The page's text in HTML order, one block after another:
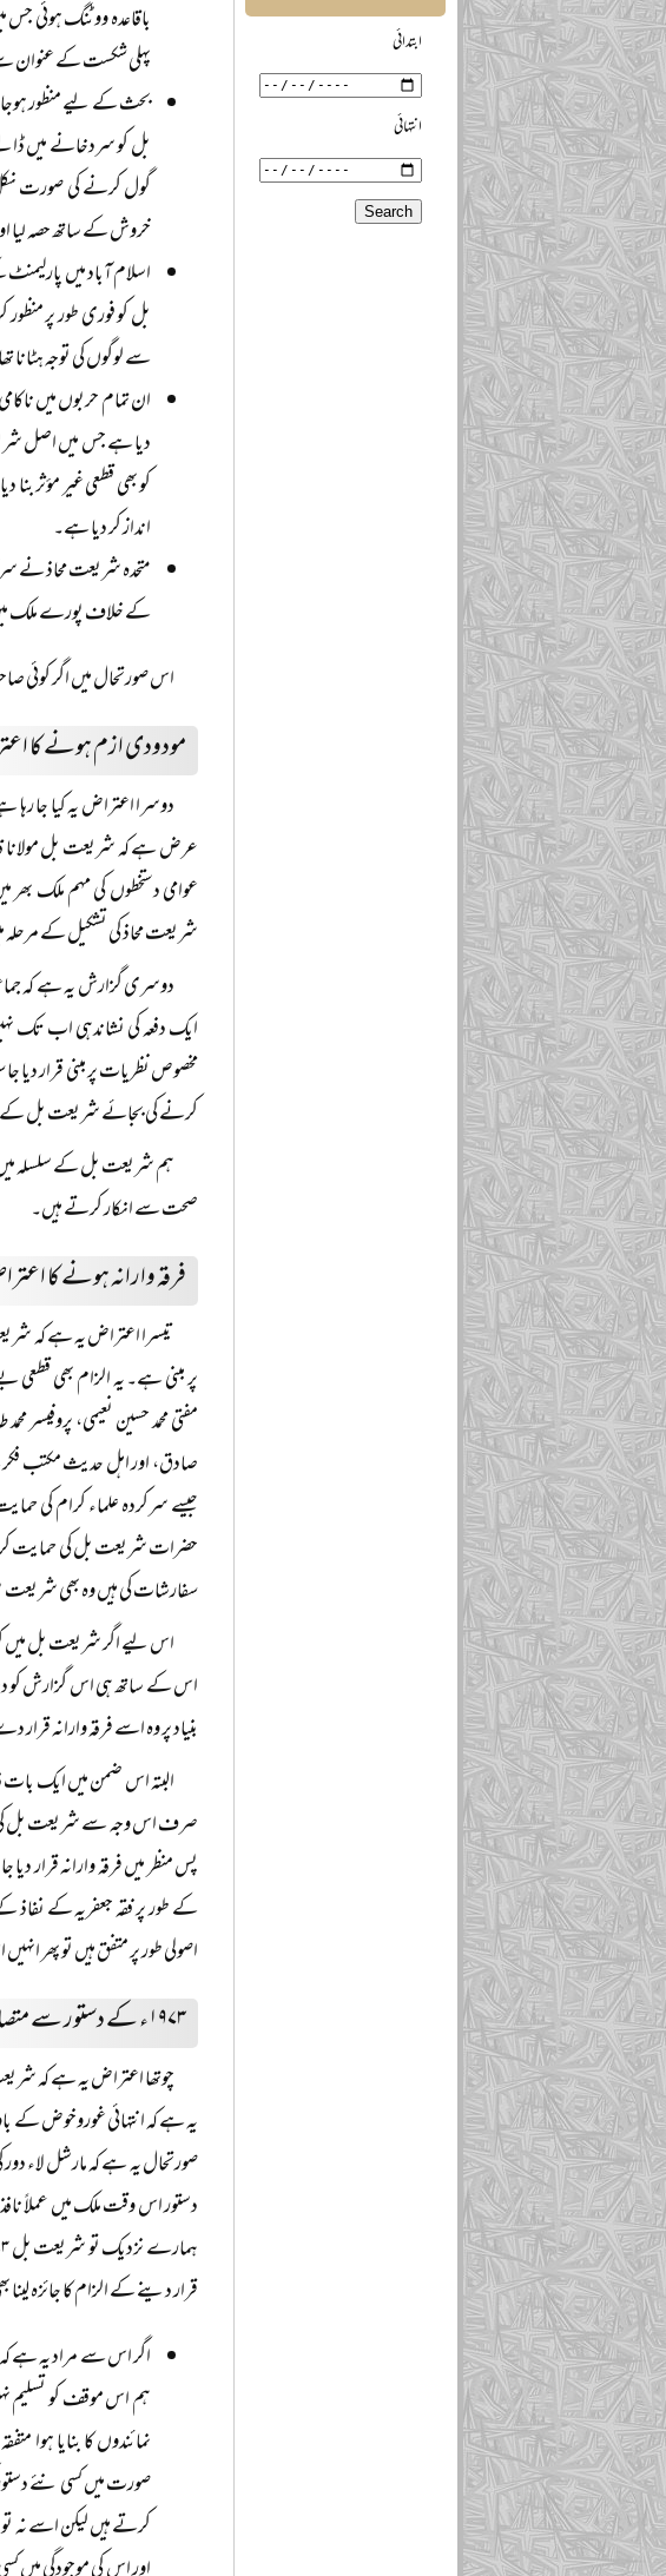
باقاعدہ ووٹنگ ہوئی
پہلی شکست کے عنوان
بحث کے لیے منظور
بل کو سردخانے میں
گول کرنے کی صورت
خروش کے ساتھ حصہ لیا
اسلام آباد میں
بل کو فوری طور پر
سے لوگوں کی توجہ
ان تمام حربوں میں
دیا ہے جس میں اصل
کو بھی قطعی غیر مؤثر
انداز کر دیا ہے۔
متحدہ شریعت محاذ نے
کے خلاف پورے ملک
اس صورتحال میں اگر کوئی
مودودی ازم ہونے کا
دوسرا اعتراض یہ کیا جا
عرض ہے کہ شریعت بل مولانا
عوامی دستخطوں کی مہم ملک
شریعت محاذ کی تشکیل کے
دوسری گزارش یہ ہے کہ
ایک دفعہ کی نشاندہی اب تک
مخصوص نظریات پر مبنی قرار دیا
کرنے کی بجائے شریعت بل کے
ہم شریعت بل کے سلسلہ میں
صحت سے انکار کرتے ہیں۔
فرقہ وارانہ ہونے کا
تیسرا اعتراض یہ ہے کہ
پر مبنی ہے۔ یہ الزام بھی
مفتی محمد حسین نعیمی، پروفیسر
صادق، اور اہل حدیث مکتب فکر کے
حضرات شریعت بل کی حمایت کر
سفارشات کی ہیں وہ بھی شریعت
اس لیے اگر شریعت بل میں
اس کے ساتھ ہی اس گزارش کو
بنیاد پر وہ اسے فرقہ وارانہ
البتہ اس ضمن میں ایک بات
صرف اس وجہ سے شریعت بل کی
پس منظر میں فرقہ وارانہ قرار
کے طور پر فقہ جعفریہ کے
اصولی طور پر متفق ہیں تو پھر
۱۹۷۳ء کے دستور سے متصادم ہونے کا الزام
دستور اس وقت ملک میں عملاً
قرار دینے کے الزام کا جائزہ
نمائندوں کا بنایا ہوا
ابتدائی
انتہائی